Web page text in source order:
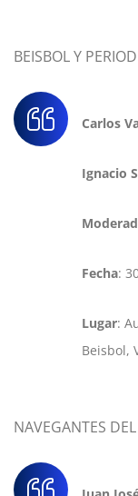
BEISBOL Y
Carlos
Ignacio
Fecha:
Lugar:
Beisbol,
NAVEGANTES